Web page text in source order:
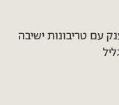
עם טריבונות ישיבה